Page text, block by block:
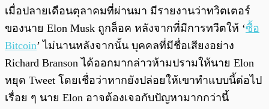
เมื่อปลายเดือนตุลาคมที่ผ่านมา มีรายงานว่าทวิตเตอร์
ของนาย Elon Musk ถูกล็อค หลังจากที่มีการทวีตให้ ‘ซื้อ
Bitcoin’ ไม่นานหลังจากนั้น บุคคลที่มีชื่อเสียงอย่าง
Richard Branson ได้ออกมากล่าวห้ามปรามให้นาย Elon
หยุด Tweet โดยเชื่อว่าหากยังปล่อยให้เขาทำแบบนี้ต่อไป
เรื่อย ๆ นาย Elon อาจต้องเจอกับปัญหามากกว่านี้